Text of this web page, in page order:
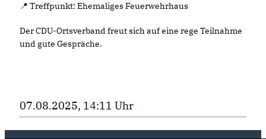
📍 Treffpunkt: Ehemaliges Feuerwehrhaus
Der CDU-Ortsverband freut sich auf eine rege Teilnahme
und gute Gespräche.
07.08.2025, 14:11 Uhr